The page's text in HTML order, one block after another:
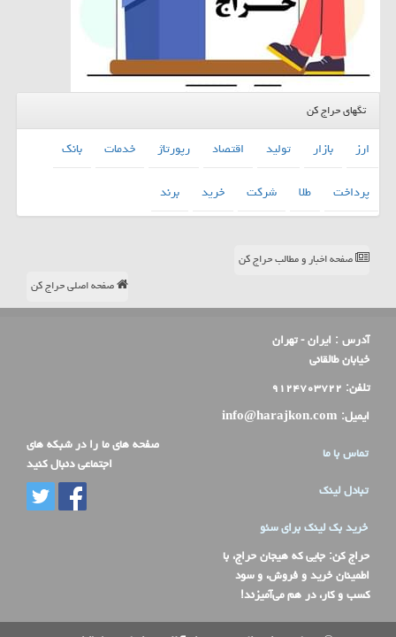
تگهای حراج کن
ارز بازار تولید اقتصاد رپورتاژ خدمات
بانك
پرداخت
طلا شركت خرید برند
صفحه اخبار و مطالب حراج کن
صفحه اصلی حراج کن
آدرس : ایران - تهران
خیابان طالقانی
تلفن: ۹۱۲۴۷۰۳۷۲۲
ایمیل: info@harajkon.com
تماس با ما
تبادل لینک
خرید بک لینک برای سئو
حراج کن: جایی که هیجان حراج، با
اطمینان خرید و فروش، و سود
کسب و کار، در هم می‌آمیزند!
صفحه های ما را در شبکه های
اجتماعی دنبال کنید